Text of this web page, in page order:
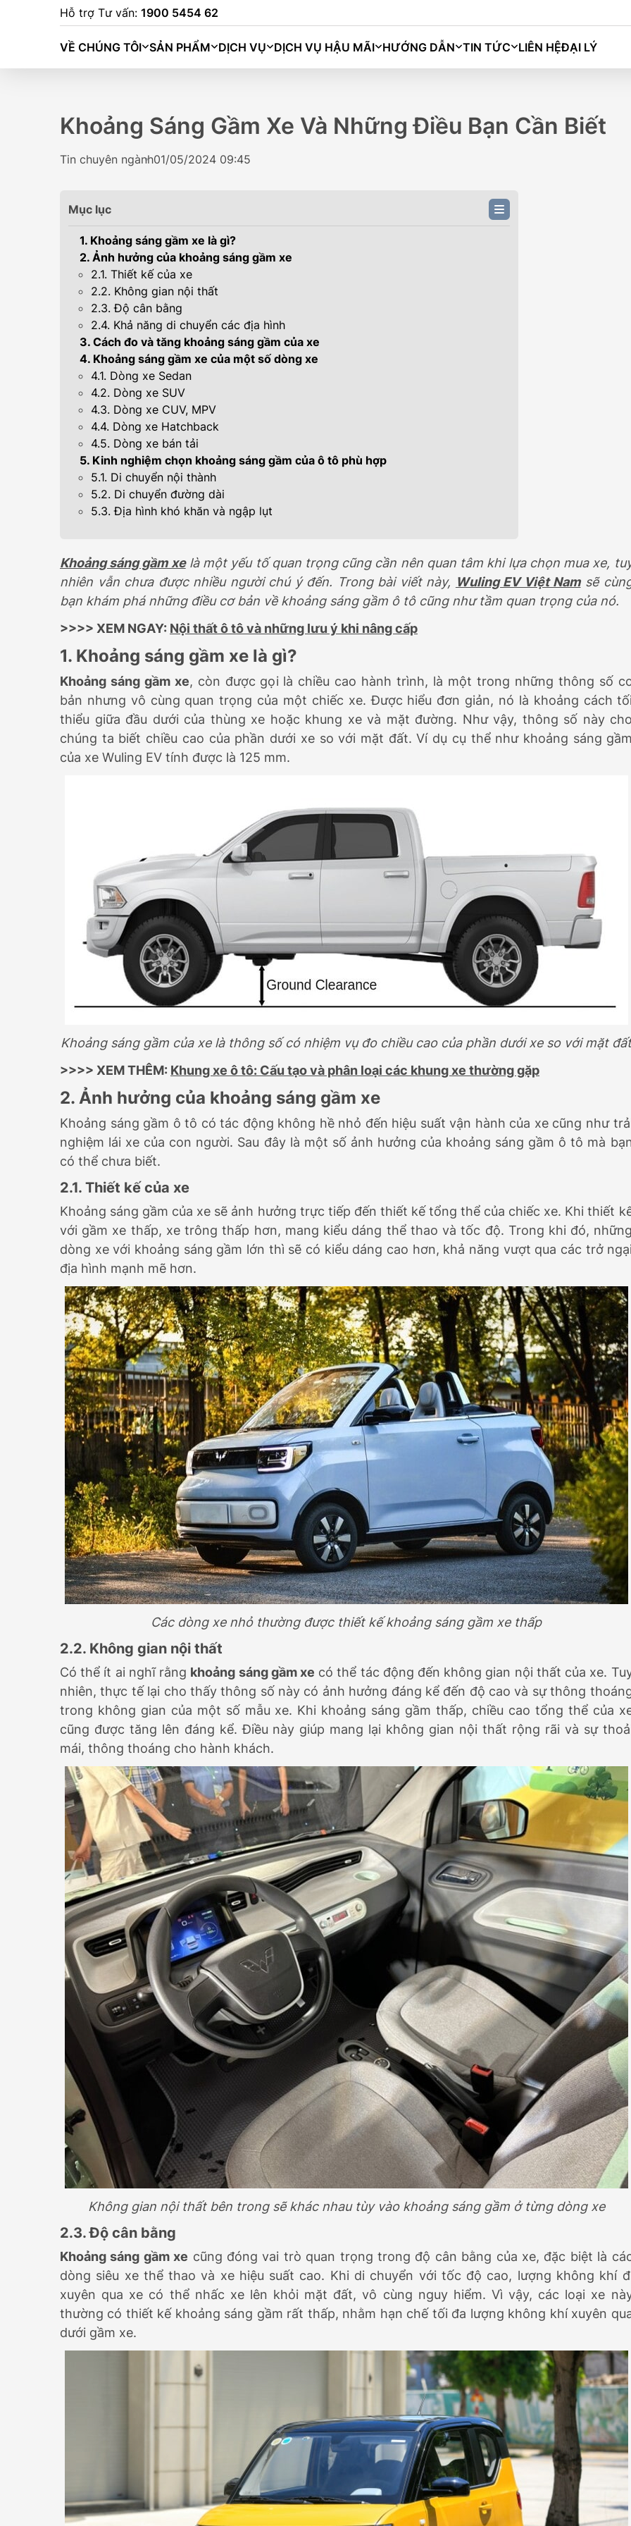
Hỗ trợ Tư vấn: 1900 5454 62
VỀ CHÚNG TÔI SẢN PHẨM DỊCH VỤ DỊCH VỤ HẬU MÃI HƯỚNG DẪN TIN TỨC LIÊN HỆĐẠI LÝ
BingoMacaron GrangoDarion
BINGO (333KM)
399.000.000Đ
Khoảng Sáng Gầm Xe Và Những Điều Bạn Cần Biết
Tin chuyên ngành01/05/2024 09:45
Mục lục
1. Khoảng sáng gầm xe là gì?
2. Ảnh hưởng của khoảng sáng gầm xe
2.1. Thiết kế của xe
2.2. Không gian nội thất
2.3. Độ cân bằng
2.4. Khả năng di chuyển các địa hình
3. Cách đo và tăng khoảng sáng gầm của xe
4. Khoảng sáng gầm xe của một số dòng xe
4.1. Dòng xe Sedan
4.2. Dòng xe SUV
4.3. Dòng xe CUV, MPV
4.4. Dòng xe Hatchback
4.5. Dòng xe bán tải
5. Kinh nghiệm chọn khoảng sáng gầm của ô tô phù hợp
5.1. Di chuyển nội thành
5.2. Di chuyển đường dài
5.3. Địa hình khó khăn và ngập lụt
Khoảng sáng gầm xelà một yếu tố quan trọng cũng cần nên quan tâm khi lựa chọn mua xe,
nhiên vẫn chưa được nhiều người chú ý đến. Trong bài viết này, Wuling EV Việt Namsẽ
bạn khám phá những điều cơ bản về khoảng sáng gầm ô tô cũng như tầm quan trọng của nó.
>>>> XEM NGAY: Nội thất ô tô và những lưu ý khi nâng cấp
1. Khoảng sáng gầm xe là gì?
Khoảng sáng gầm xe, còn được gọi là chiều cao hành trình, là một trong những thông số
bản nhưng vô cùng quan trọng của một chiếc xe. Được hiểu đơn giản, nó là khoảng cách
thiểu giữa đầu dưới của thùng xe hoặc khung xe và mặt đường. Như vậy, thông số này cho
chúng ta biết chiều cao của phần dưới xe so với mặt đất. Ví dụ cụ thể như khoảng sáng gầm
của xe Wuling EV tính được là 125 mm.
Khoảng sáng gầm của xe là thông số có nhiệm vụ đo chiều cao của phần dưới xe so với mặt
>>>> XEM THÊM: Khung xe ô tô: Cấu tạo và phân loại các khung xe thường gặp
2. Ảnh hưởng của khoảng sáng gầm xe
Khoảng sáng gầm ô tô có tác động không hề nhỏ đến hiệu suất vận hành của xe cũng như
nghiệm lái xe của con người. Sau đây là một số ảnh hưởng của khoảng sáng gầm ô tô mà
có thể chưa biết.
2.1. Thiết kế của xe
Khoảng sáng gầm của xe sẽ ảnh hưởng trực tiếp đến thiết kế tổng thể của chiếc xe. Khi thiết
với gầm xe thấp, xe trông thấp hơn, mang kiểu dáng thể thao và tốc độ. Trong khi đó, những
dòng xe với khoảng sáng gầm lớn thì sẽ có kiểu dáng cao hơn, khả năng vượt qua các trở
địa hình mạnh mẽ hơn.
Các dòng xe nhỏ thường được thiết kế khoảng sáng gầm xe thấp
2.2. Không gian nội thất
Có thể ít ai nghĩ rằng khoảng sáng gầm xe có thể tác động đến không gian nội thất của xe.
nhiên, thực tế lại cho thấy thông số này có ảnh hưởng đáng kể đến độ cao và sự thông
trong không gian của một số mẫu xe. Khi khoảng sáng gầm thấp, chiều cao tổng thể của
cũng được tăng lên đáng kể. Điều này giúp mang lại không gian nội thất rộng rãi và sự
mái, thông thoáng cho hành khách.
Không gian nội thất bên trong sẽ khác nhau tùy vào khoảng sáng gầm ở từng dòng xe
2.3. Độ cân bằng
Khoảng sáng gầm xe cũng đóng vai trò quan trọng trong độ cân bằng của xe, đặc biệt là
dòng siêu xe thể thao và xe hiệu suất cao. Khi di chuyển với tốc độ cao, lượng không khí
xuyên qua xe có thể nhấc xe lên khỏi mặt đất, vô cùng nguy hiểm. Vì vậy, các loại xe
thường có thiết kế khoảng sáng gầm rất thấp, nhằm hạn chế tối đa lượng không khí xuyên
dưới gầm xe.